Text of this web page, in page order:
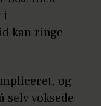
i
kan ringe
og
selv voksede